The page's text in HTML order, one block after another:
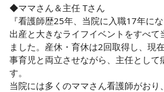
◆ママさん＆主任 Tさん
『看護師歴25年、当院に入職17年に
出産と大きなライフイベントをすべて
ました。産休・育休は2回取得し、現
事育児と両立させながら、主任として
す。
当院には多くのママさん看護師がおり